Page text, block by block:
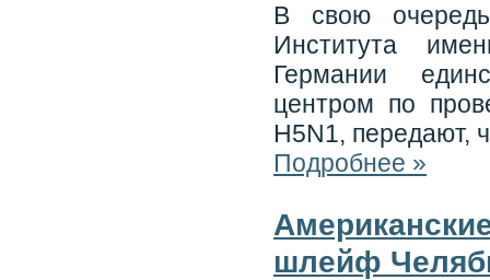
В свою
Института
Германии
центром по
H5N1, передают,
Подробнее »
шлейф